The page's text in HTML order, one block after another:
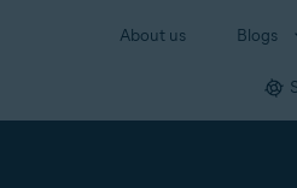
About us Blogs